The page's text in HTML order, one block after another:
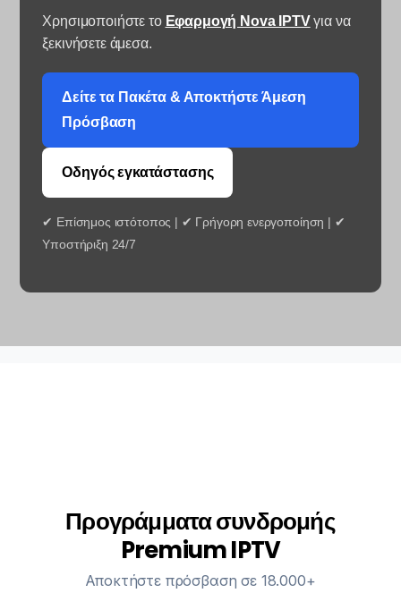
Χρησιμοποιήστε το Εφαρμογή Nova IPTVγια να
ξεκινήσετε άμεσα.
Δείτε τα Πακέτα & Αποκτήστε Άμεση
Πρόσβαση
Οδηγός εγκατάστασης
✔ Επίσημος ιστότοπος | ✔ Γρήγορη ενεργοποίηση | ✔
Υποστήριξη 24/7
Προγράμματα συνδρομής
Premium IPTV
Αποκτήστε πρόσβαση σε 18.000+